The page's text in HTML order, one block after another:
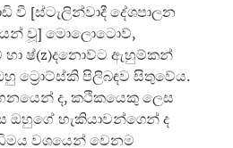
වී [ස්ටැලින්වාදී දේශපාලන
වූ] මොලොටොව්,
ෂ්(z)දනොව්ට ඇහුම්කන්
ට්‍රොට්ස්කි පිලිබඳව සිතුවේය.
ද, කථිකයෙකු ලෙස
ඔහුගේ හැකියාවන්ගෙන් ද
වශයෙන් වෙනම